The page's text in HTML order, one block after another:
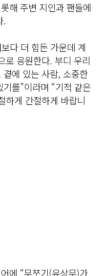
해 주변 지인과 팬들에
.
다 더 힘든 가운데 계
로 응원한다. 부디 우리
에 있는 사람, 소중한
를”이라며 “기적 같은
하게 간절하게 바랍니
에 “무쪼기(유상무)가